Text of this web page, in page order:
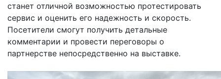
станет отличной возможностью протестировать
сервис и оценить его надежность и скорость.
Посетители смогут получить детальные
комментарии и провести переговоры о
партнерстве непосредственно на выставке.